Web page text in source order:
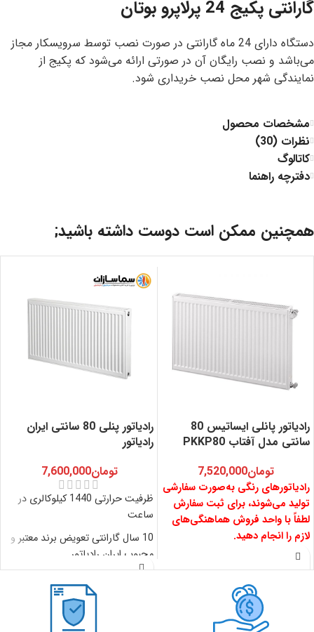
گارانتی پکیج 24 پرلاپرو بوتان
دستگاه دارای 24 ماه گارانتی در صورت نصب توسط سرویسکار مجاز
می‌باشد و نصب رایگان آن در صورتی ارائه می‌شود که پکیج از
نمایندگی شهر محل نصب خریداری شود.
مشخصات محصول
نظرات (30)
کاتالوگ
دفترچه راهنما
همچنین ممکن است دوست داشته باشید;
رادیاتور پانلی ایساتیس 80
سانتی مدل آفتاب PKKP80
تومان7,520,000
رادیاتورهای رنگی به‌صورت سفارشی
تولید می‌شوند، برای ثبت سفارش
لطفاً با واحد فروش هماهنگی‌های
لازم را انجام دهید.
دید
یک
ماه
سه
شش
یک
رادیاتور پنلی 80 سانتی ایران
رادیاتور
تومان7,600,000
ظرفیت حرارتی 1440 کیلوکالری در
ساعت
10 سال گارانتی تعویض برند معتبر و
محبوب ایران رادیاتور
دلیل بهره مندی از پوشش پلی استر
دارای نشان استاندارد ملی ایران